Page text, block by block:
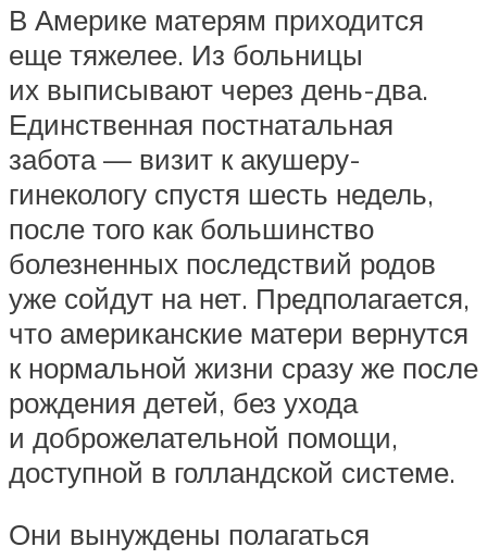
В Америке матерям приходится
еще тяжелее. Из больницы
их выписывают через день-два.
Единственная постнатальная
забота — визит к акушеру-
гинекологу спустя шесть недель,
после того как большинство
болезненных последствий родов
уже сойдут на нет. Предполагается,
что американские матери вернутся
к нормальной жизни сразу же после
рождения детей, без ухода
и доброжелательной помощи,
доступной в голландской системе.
Они вынуждены полагаться